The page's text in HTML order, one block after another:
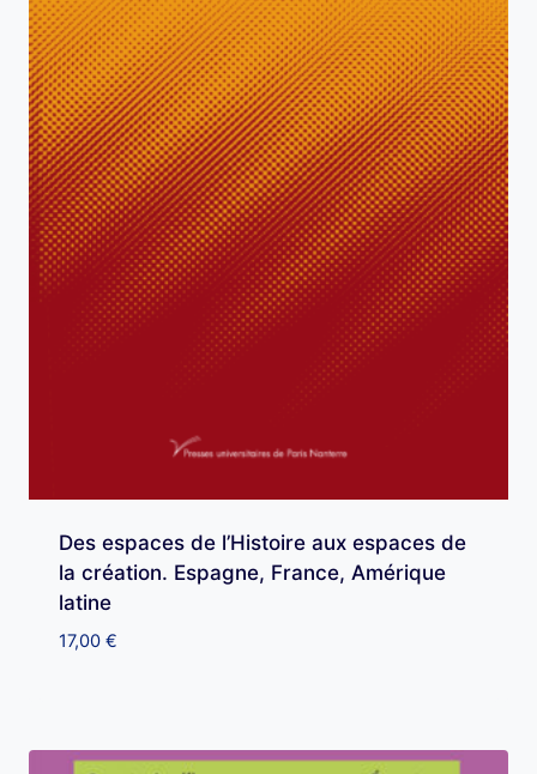
Des espaces de l’Histoire aux espaces de
la création. Espagne, France, Amérique
latine
17,00 €